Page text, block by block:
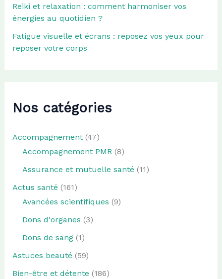
Reiki et relaxation : comment harmoniser vos
énergies au quotidien ?
Fatigue visuelle et écrans : reposez vos yeux pour
reposer votre corps
Nos catégories
Accompagnement(47)
Accompagnement PMR(8)
Assurance et mutuelle santé (11)
Actus santé (161)
Avancées scientifiques (9)
Dons d'organes (3)
Dons de sang(1)
Astuces beauté (59)
Bien-être et détente (186)